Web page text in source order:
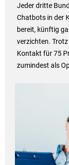
Jeder dritte
Chatbots in der
bereit, künftig
verzichten.
Kontakt für 75
zumindest als